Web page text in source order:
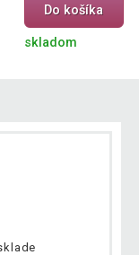
Do košíka
skladom